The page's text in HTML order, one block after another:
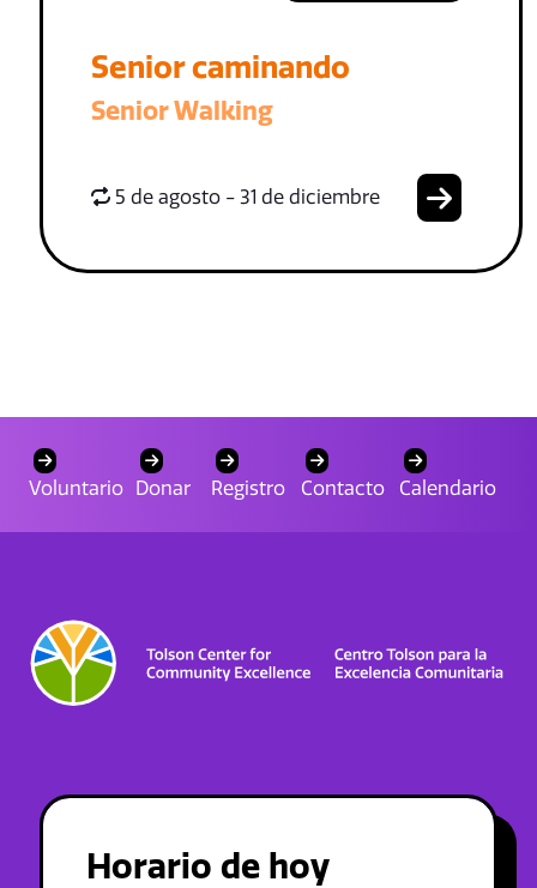
Senior caminando
Senior Walking
5 de agosto - 31 de diciembre
Voluntario Donar Registro Contacto Calendario
Horario de hoy